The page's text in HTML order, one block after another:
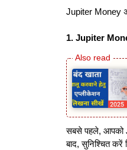
Jupiter Money
1. Jupiter
सबसे पहले, आपको
बाद, सुनिश्चित